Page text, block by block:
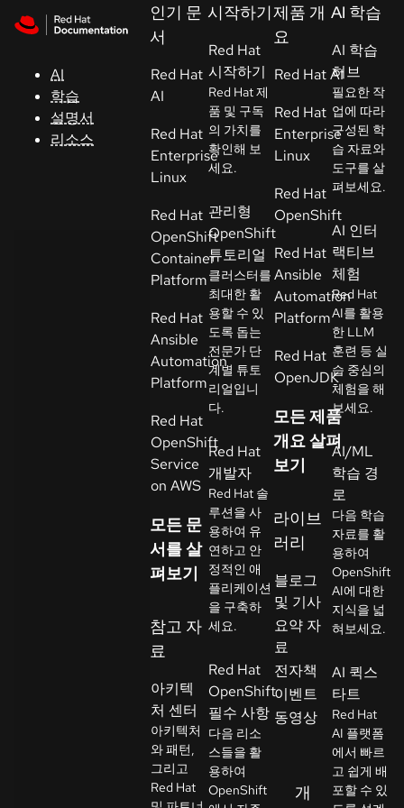
AI
학습
설명서
리소스
개
자
평
가
판
시
작
락
처
언
어
선
인기 문
서
Red Hat
AI
Red Hat
Enterprise
Linux
Red Hat
OpenShift
Container
Platform
Red Hat
Ansible
Automation
Platform
Red Hat
OpenShift
Service
on AWS
모든 문
서를 살
펴보기
참고 자
료
아키텍
처 센터
아키텍처
와 패턴,
그리고
Red Hat
시작하기
Red Hat
시작하기
Red Hat 제
품 및 구독
의 가치를
확인해 보
세요.
관리형
OpenShift
튜토리얼
클러스터를
최대한 활
용할 수 있
도록 돕는
전문가 단
계별 튜토
리얼입니
다.
Red Hat
개발자
Red Hat 솔
루션을 사
용하여 유
연하고 안
정적인 애
플리케이션
을 구축하
세요.
Red Hat
OpenShift
필수 사항
다음 리소
스들을 활
용하여
OpenShift
제품 개
요
Red Hat AI
Red Hat
Enterprise
Linux
Red Hat
OpenShift
Red Hat
Ansible
Automation
Platform
Red Hat
OpenJDK
모든 제품
개요 살펴
보기
라이브
러리
블로그
및 기사
요약 자
료
전자책
이벤트
동영상
개
AI 학습
AI 학습
허브
필요한 작
업에 따라
구성된 학
습 자료와
도구를 살
펴보세요.
AI 인터
랙티브
체험
Red Hat
AI를 활용
한 LLM
훈련 등 실
습 중심의
체험을 해
보세요.
AI/ML
학습 경
로
다음 학습
자료를 활
용하여
OpenShift
AI에 대한
지식을 넓
혀보세요.
AI 퀵스
타트
Red Hat
AI 플랫폼
에서 빠르
고 쉽게 배
포할 수 있